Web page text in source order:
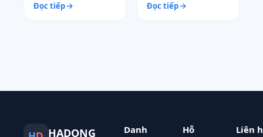
Đọc tiếp Đọc tiếp
HADONG
Danh
Hỗ
Liên